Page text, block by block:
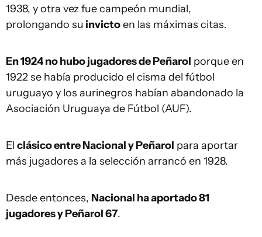
1938, y otra vez fue campeón mundial,
prolongando su invictoen las máximas citas.
En 1924 no hubo jugadores de Peñarol porque en
1922 se había producido el cisma del fútbol
uruguayo y los aurinegros habían abandonado la
Asociación Uruguaya de Fútbol (AUF).
El clásico entre Nacional y Peñarol para aportar
más jugadores a la selección arrancó en 1928.
Desde entonces, Nacional ha aportado 81
jugadores y Peñarol 67.